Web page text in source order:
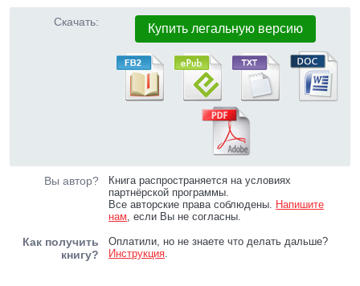
Скачать: Купить легальную версию
Вы автор?
Книга распространяется на условиях
партнёрской программы.
Все авторские права соблюдены. Напишите
нам, если Вы не согласны.
Как получить
книгу?
Оплатили, но не знаете что делать дальше?
Инструкция.